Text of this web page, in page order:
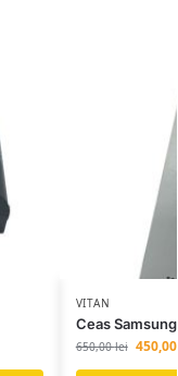
VITAN
Ceas
650,00lei